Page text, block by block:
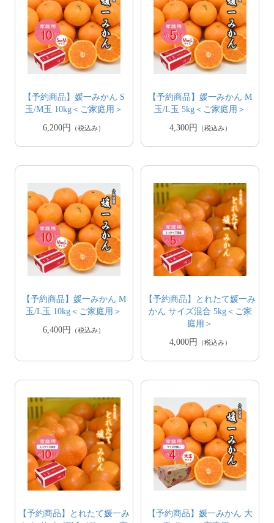
【予約商品】媛一みかん S
玉/M玉 10kg＜ご家庭用＞
6,200円
（税込み）
【予約商品】媛一みかん M
玉/L玉 5kg＜ご家庭用＞
4,300円
（税込み）
【予約商品】媛一みかん M
玉/L玉 10kg＜ご家庭用＞
6,400円
（税込み）
【予約商品】とれたて媛一み
かん サイズ混合 5kg＜ご家
庭用＞
4,000円
（税込み）
【予約商品】とれたて媛一み
【予約商品】媛一みかん 大